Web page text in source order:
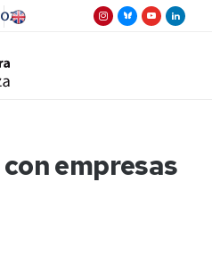
empresas